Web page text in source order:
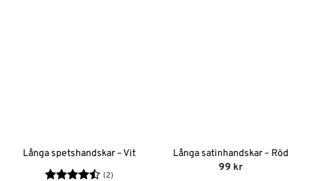
Långa spetshandskar – Vit
(2)
Långa satinhandskar – Röd
99 kr